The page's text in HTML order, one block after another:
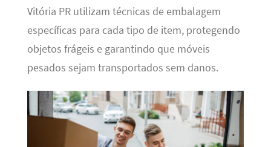
Vitória PR utilizam técnicas de embalagem
específicas para cada tipo de item, protegendo
objetos frágeis e garantindo que móveis
pesados sejam transportados sem danos.